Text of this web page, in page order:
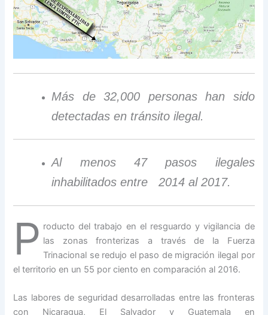
Más de 32,000 personas han sido
detectadas en tránsito ilegal.
Al menos 47 pasos ilegales
inhabilitados entre 2014 al 2017.
P roducto del trabajo en el resguardo y vigilancia de
las zonas fronterizas a través de la Fuerza
Trinacional se redujo el paso de migración ilegal por
el territorio en un 55 por ciento en comparación al 2016.
Las labores de seguridad desarrolladas entre las fronteras
con Nicaragua, El Salvador y Guatemala en